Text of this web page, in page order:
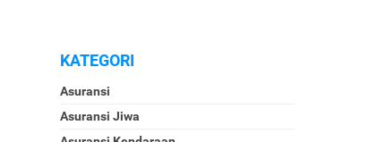
KATEGORI
Asuransi
Asuransi Jiwa